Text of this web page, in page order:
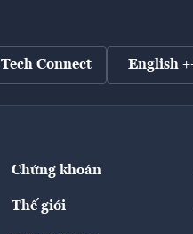
Tech Connect English
Chứng khoán
Thế giới